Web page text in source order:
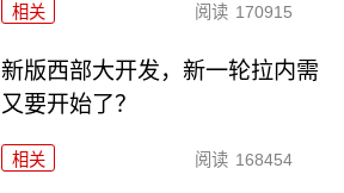
相关 阅读 170915
新版西部大开发，新一轮拉内需
又要开始了？
相关 阅读 168454